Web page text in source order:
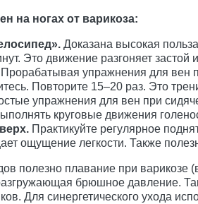
на ногах от варикоза:
Доказана высокая
Это движение разгоняет
Прорабатывая упражнения для вен
Повторите 15–20 раз. Это
упражнения для вен при
круговые движения
Практикуйте регулярное
ощущение легкости. Также
полезно плавание при
брюшное давление.
Для синергетического ухода